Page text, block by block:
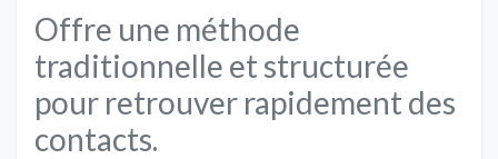
Offre une méthode
traditionnelle et structurée
pour retrouver rapidement des
contacts.